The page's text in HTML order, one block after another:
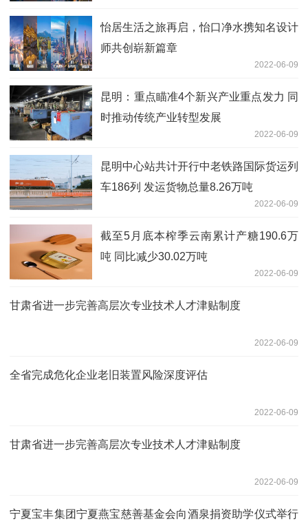
怡居生活之旅再启，怡口净水携知名设计
师共创崭新篇章
2022-06-09
昆明：重点瞄准4个新兴产业重点发力 同
时推动传统产业转型发展
2022-06-09
昆明中心站共计开行中老铁路国际货运列
车186列 发运货物总量8.26万吨
2022-06-09
截至5月底本榨季云南累计产糖190.6万
吨 同比减少30.02万吨
2022-06-09
甘肃省进一步完善高层次专业技术人才津贴制度
2022-06-09
全省完成危化企业老旧装置风险深度评估
2022-06-09
甘肃省进一步完善高层次专业技术人才津贴制度
2022-06-09
宁夏宝丰集团宁夏燕宝慈善基金会向酒泉捐资助学仪式举行